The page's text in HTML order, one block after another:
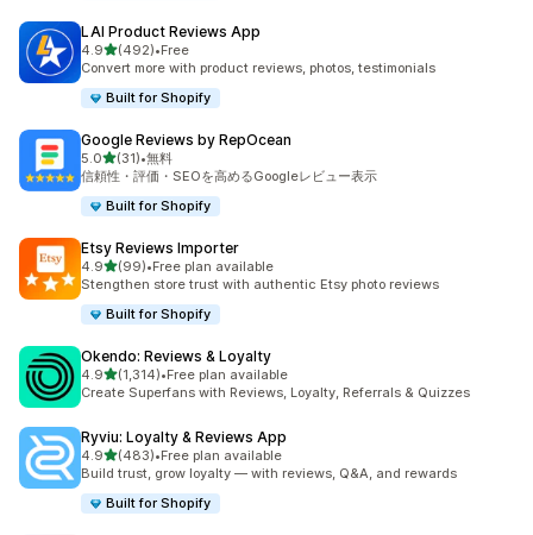
LAI Product Reviews App
4.95つ星中
(492)
合計レビュー数：492件
•Free
Convert more with product reviews, photos, testimonials
Built for Shopify
Google Reviews by RepOcean
5.05つ星中
(31)
合計レビュー数：31件
•無料
信頼性・評価・SEOを高めるGoogleレビュー表示
Built for Shopify
Etsy Reviews Importer
4.95つ星中
(99)
合計レビュー数：99件
•Free plan available
Stengthen store trust with authentic Etsy photo reviews
Built for Shopify
Okendo: Reviews & Loyalty
4.95つ星中
(1,314)
合計レビュー数：1314件
•Free plan available
Create Superfans with Reviews, Loyalty, Referrals & Quizzes
Ryviu: Loyalty & Reviews App
4.95つ星中
(483)
合計レビュー数：483件
•Free plan available
Build trust, grow loyalty — with reviews, Q&A, and rewards
Built for Shopify